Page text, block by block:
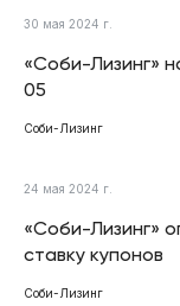
30 мая 2024 г.
«Соби-Лизинг»
05
Соби-Лизинг
24 мая 2024 г.
«Соби-Лизинг»
ставку купонов
Соби-Лизинг